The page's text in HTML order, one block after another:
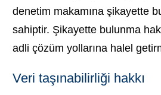
denetim makamına şikayette
sahiptir. Şikayette bulunma
adli çözüm yollarına halel
Veri taşınabilirliği hakkı